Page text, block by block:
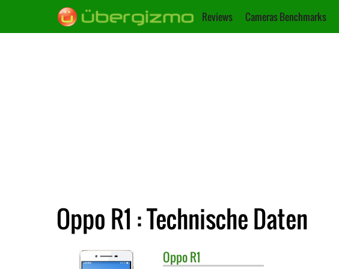
Reviews Cameras Benchmarks
Oppo R1 : Technische Daten
OppoR1